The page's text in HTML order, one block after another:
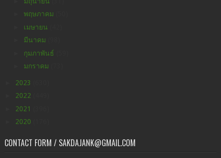
พฤษภาคม
เมษายน
มีนาคม
กุมภาพันธ์
มกราคม
2023
2022
2021
2020
CONTACT FORM / SAKDAJANK@GMAIL.COM